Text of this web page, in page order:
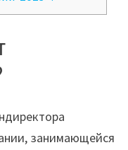
занимающейся